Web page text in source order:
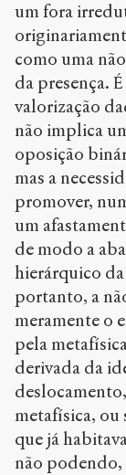
um fora
como uma
da presença.
valorização
não implica
oposição
mas a
promover,
um
de modo a
hierárquico
portanto, a
meramente o
pela
derivada da
metafísica, ou
que já
não podendo,